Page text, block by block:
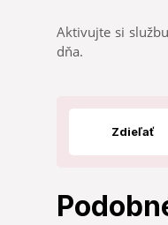
Aktivujte si
dňa.
Zdieľať